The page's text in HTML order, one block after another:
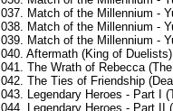
037. Match of the Millennium -
038. Match of the Millennium -
039. Match of the Millennium -
040. Aftermath (King of Duelists)
041. The Wrath of Rebecca
042. The Ties of Friendship
043. Legendary Heroes - Part I
044. Legendary Heroes - Part II